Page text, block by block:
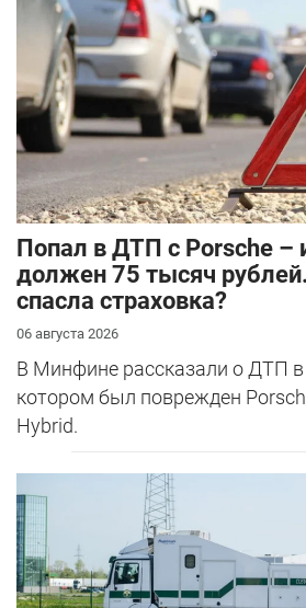
​Попал в ДТП с Porsche –
должен 75 тысяч
спасла страховка?
06 августа 2026
В Минфине рассказали о ДТП
котором был поврежден
Hybrid.